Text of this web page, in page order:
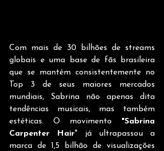
Com mais de 30 bilhões de streams
globais e uma base de fãs brasileira
que se mantém consistentemente no
Top 3 de seus maiores mercados
mundiais, Sabrina não apenas dita
tendências musicais, mas também
estéticas. O movimento "Sabrina
Carpenter Hair" já ultrapassou a
marca de 1,5 bilhão de visualizações